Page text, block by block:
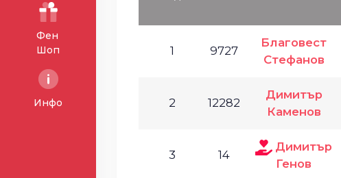
Фен
Шоп
Инфо
1 9727
Благовест
Стефанов
2 12282
Димитър
Каменов
3 14
Димитър
Генов